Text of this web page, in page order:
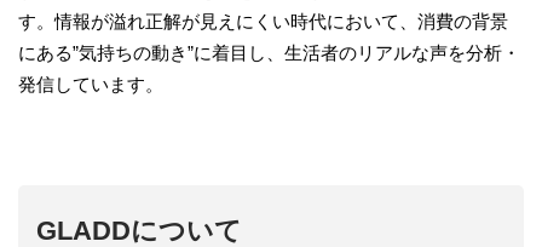
す。情報が溢れ正解が見えにくい時代において、消費の背景
にある”気持ちの動き”に着目し、生活者のリアルな声を分析・
発信しています。
GLADDについて